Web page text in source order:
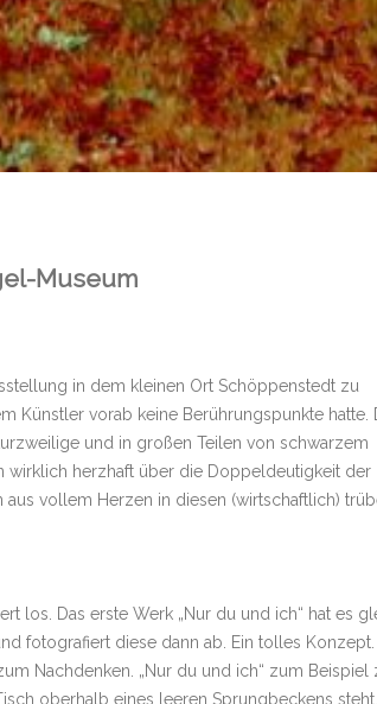
Museum
in dem kleinen Ort Schöppenstedt zu
Künstler vorab keine Berührungspunkte hatte.
und in großen Teilen von schwarzem
wirklich herzhaft über die Doppeldeutigkeit der
vollem Herzen in diesen (wirtschaftlich)
los. Das erste Werk „Nur du und ich“ hat es
fotografiert diese dann ab. Ein tolles
Nachdenken. „Nur du und ich“ zum Beispiel
oberhalb eines leeren Sprungbeckens